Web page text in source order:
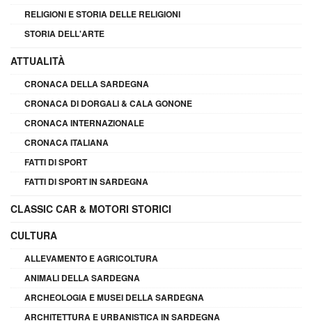
RELIGIONI E STORIA DELLE RELIGIONI
STORIA DELL'ARTE
ATTUALITÀ
CRONACA DELLA SARDEGNA
CRONACA DI DORGALI & CALA GONONE
CRONACA INTERNAZIONALE
CRONACA ITALIANA
FATTI DI SPORT
FATTI DI SPORT IN SARDEGNA
CLASSIC CAR & MOTORI STORICI
CULTURA
ALLEVAMENTO E AGRICOLTURA
ANIMALI DELLA SARDEGNA
ARCHEOLOGIA E MUSEI DELLA SARDEGNA
ARCHITETTURA E URBANISTICA IN SARDEGNA